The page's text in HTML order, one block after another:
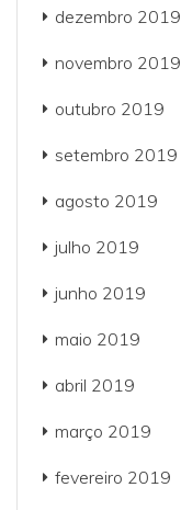
dezembro 2019
novembro 2019
outubro 2019
setembro 2019
agosto 2019
julho 2019
junho 2019
maio 2019
abril 2019
março 2019
fevereiro 2019